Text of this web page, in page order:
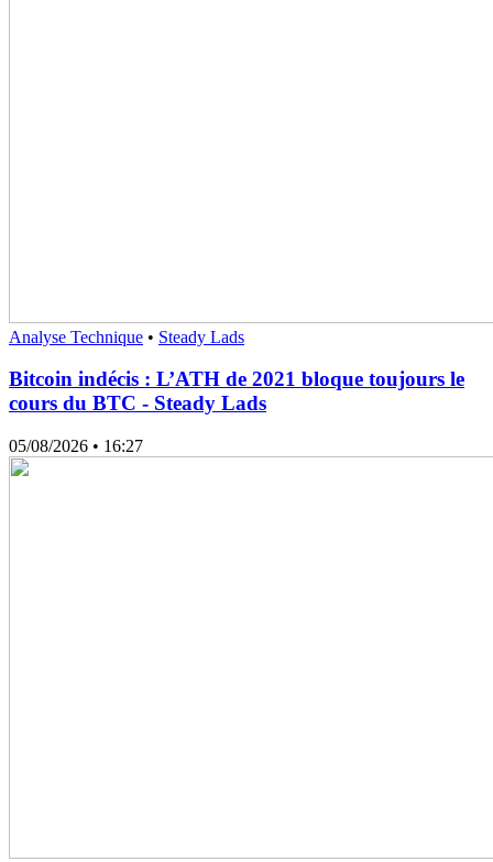
Analyse Technique • Steady Lads
Bitcoin indécis : L’ATH de 2021 bloque toujours le
cours du BTC - Steady Lads
05/08/2026 • 16:27